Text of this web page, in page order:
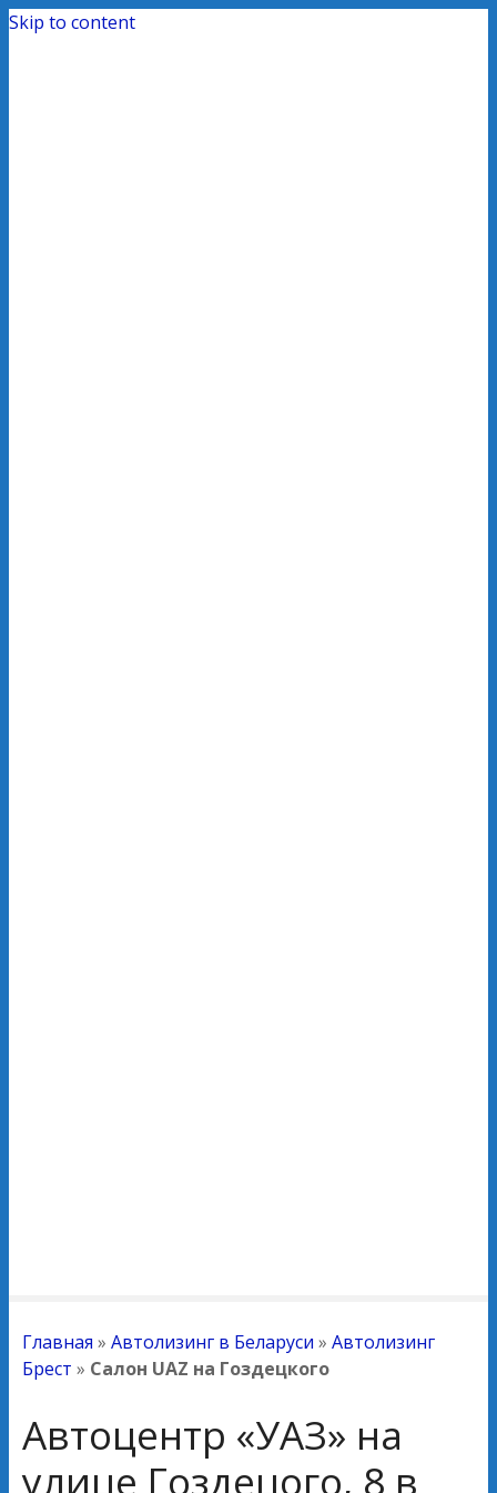
Skip to content
Главная » Автолизинг в Беларуси » Автолизинг
Брест » Салон UAZ на Гоздецкого
Автоцентр «УАЗ» на
улице Гоздецого, 8 в